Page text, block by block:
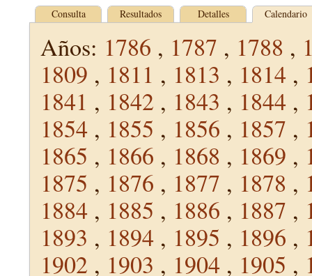
Consulta Resultados Detalles Calendario
Años: 1786 , 1787 , 1788 ,
1809 , 1811 , 1813 , 1814 ,
1841 , 1842 , 1843 , 1844 ,
1854 , 1855 , 1856 , 1857 ,
1865 , 1866 , 1868 , 1869 ,
1875 , 1876 , 1877 , 1878 ,
1884 , 1885 , 1886 , 1887 ,
1893 , 1894 , 1895 , 1896 ,
1902 , 1903 , 1904 , 1905 ,